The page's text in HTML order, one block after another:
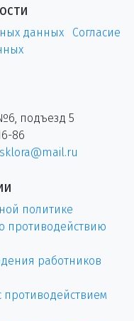
данных
Согласие
подъезд 5
86
политике
противодействию
работников